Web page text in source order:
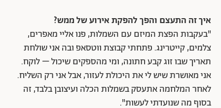
איך זה התעצם והפך להפקת אירוע של ממש?
"בעקבות הפצת המיזם עם השמלות, פנו אליי מאפרים,
צלמים, קייטרינג. פתחתי קבוצת ווטסאפ ובה אני שולחת
תאריך שבו זוג קבע חתונה, ומי מהספקים שיכול – לוקח.
אני מאושרת שיש לי את היכולת לעזור, אבל אני רק השליח.
לאחר המלחמה אתעסק בשמלות הכלה ועיצובן בלבד, זה
בסוף מה שנועדתי לעשות".